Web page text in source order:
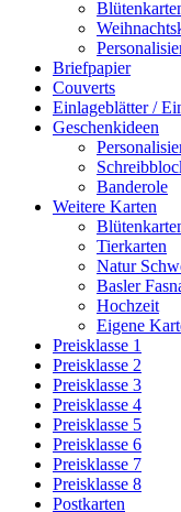
Briefpapier
Couverts
Einlageblätter /
Geschenkideen
Banderole
Weitere Karten
Tierkarten
Natur
Basler
Hochzeit
Eigene
Preisklasse 1
Preisklasse 2
Preisklasse 3
Preisklasse 4
Preisklasse 5
Preisklasse 6
Preisklasse 7
Preisklasse 8
Postkarten